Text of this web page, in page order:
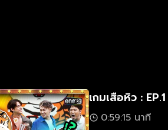
เกมเสือหิว : EP.1
0:59:15 นาที